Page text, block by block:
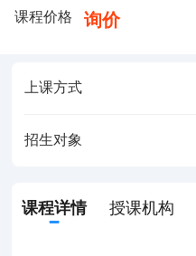
课程价格 询价
上课方式
招生对象
课程详情 授课机构